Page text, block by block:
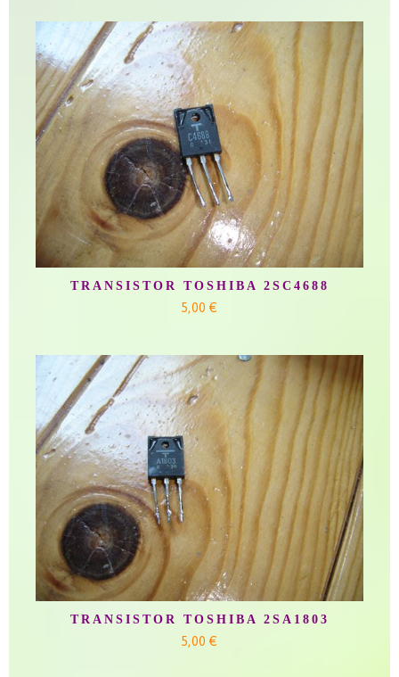
TRANSISTOR TOSHIBA 2SC4688
5,00 €
TRANSISTOR TOSHIBA 2SA1803
5,00 €